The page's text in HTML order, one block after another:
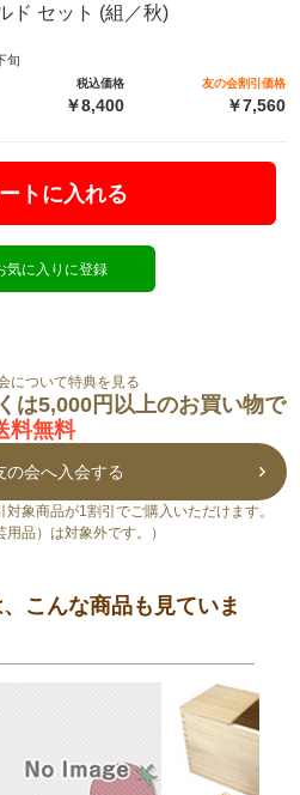
ド セット (組／秋)
旬
税込価格
￥8,400
友の会割引価格
￥7,560
トに入れる
気に入りに登録
について特典を見る
は5,000円以上のお買い物で
料無料
の会へ入会する
象商品が1割引でご購入いただけます。
品）は対象外です。）
こんな商品も見ていま